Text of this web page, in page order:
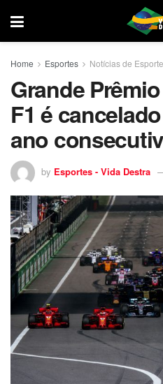
Home Esportes Notícias de
Grande
F1 é
ano
by Esportes - Vida Destra